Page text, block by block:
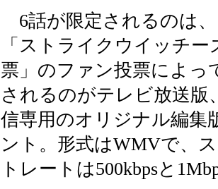
6話が限定されるのは、
「ストライクウイッチ
票」のファン投票によっ
されるのがテレビ放送版
信専用のオリジナル編集
ント。形式はWMVで、
トレートは500kbpsと